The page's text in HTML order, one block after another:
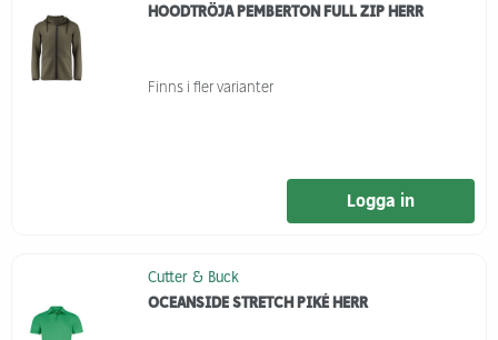
HOODTRÖJA PEMBERTON FULL ZIP HERR
Finns i fler varianter
Logga in
Cutter & Buck
OCEANSIDE STRETCH PIKÉ HERR